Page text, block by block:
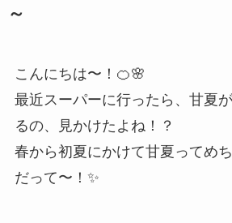
～
こんにちは〜！🍊🌸
最近スーパーに行ったら、甘夏
るの、見かけたよね！？
春から初夏にかけて甘夏ってめ
だって〜！✨